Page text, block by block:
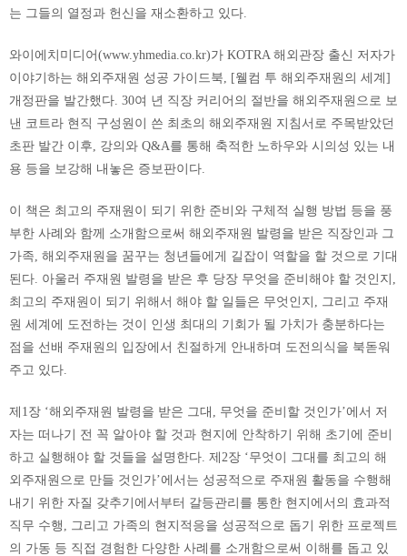
는 그들의 열정과 헌신을 재소환하고 있다.
와이에치미디어(www.yhmedia.co.kr)가 KOTRA 해외관장 출신 저자가
이야기하는 해외주재원 성공 가이드북, [웰컴 투 해외주재원의 세계]
개정판을 발간했다. 30여 년 직장 커리어의 절반을 해외주재원으로 보
낸 코트라 현직 구성원이 쓴 최초의 해외주재원 지침서로 주목받았던
초판 발간 이후, 강의와 Q&A를 통해 축적한 노하우와 시의성 있는 내
용 등을 보강해 내놓은 증보판이다.
이 책은 최고의 주재원이 되기 위한 준비와 구체적 실행 방법 등을 풍
부한 사례와 함께 소개함으로써 해외주재원 발령을 받은 직장인과 그
가족, 해외주재원을 꿈꾸는 청년들에게 길잡이 역할을 할 것으로 기대
된다. 아울러 주재원 발령을 받은 후 당장 무엇을 준비해야 할 것인지,
최고의 주재원이 되기 위해서 해야 할 일들은 무엇인지, 그리고 주재
원 세계에 도전하는 것이 인생 최대의 기회가 될 가치가 충분하다는
점을 선배 주재원의 입장에서 친절하게 안내하며 도전의식을 북돋워
주고 있다.
제1장 ‘해외주재원 발령을 받은 그대, 무엇을 준비할 것인가’에서 저
자는 떠나기 전 꼭 알아야 할 것과 현지에 안착하기 위해 초기에 준비
하고 실행해야 할 것들을 설명한다. 제2장 ‘무엇이 그대를 최고의 해
외주재원으로 만들 것인가’에서는 성공적으로 주재원 활동을 수행해
내기 위한 자질 갖추기에서부터 갈등관리를 통한 현지에서의 효과적
직무 수행, 그리고 가족의 현지적응을 성공적으로 돕기 위한 프로젝트
의 가동 등 직접 경험한 다양한 사례를 소개함으로써 이해를 돕고 있